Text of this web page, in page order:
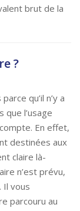
brut de la
?
qu’il n’y a
que l’usage
En effet,
destinées aux
claire là-
n’est prévu,
Il vous
parcouru au